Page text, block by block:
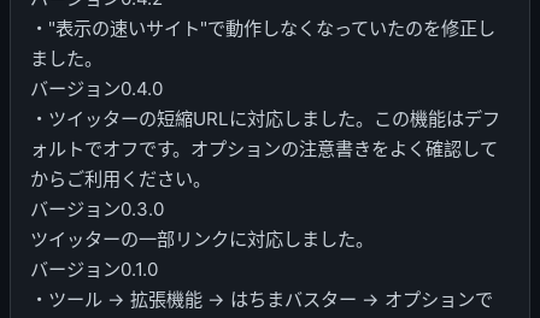
・"表示の速いサイト"で動作しなくなっていたのを修正し
ました。
バージョン0.4.0
・ツイッターの短縮URLに対応しました。この機能はデフ
ォルトでオフです。オプションの注意書きをよく確認して
からご利用ください。
バージョン0.3.0
ツイッターの一部リンクに対応しました。
バージョン0.1.0
・ツール -> 拡張機能 -> はちまバスター -> オプションで